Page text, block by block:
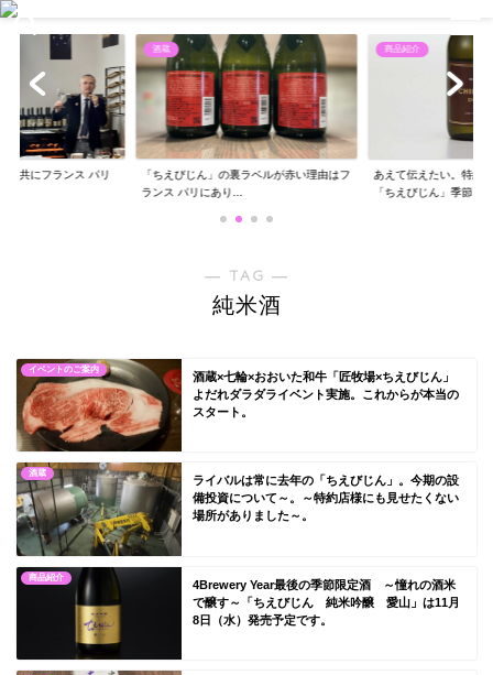
と共にフランス パリ
酒蔵
「ちえびじん」の裏ラベルが赤い理由はフ
ランス パリにあり...
商品紹介
あえて伝えたい。特約
「ちえびじん」季節...
― TAG ―
純米酒
イベントのご案内
酒蔵×七輪×おおいた和牛「匠牧場×ちえびじん」
よだれダラダライベント実施。これからが本当の
スタート。
酒蔵
ライバルは常に去年の「ちえびじん」。今期の設
備投資について～。～特約店様にも見せたくない
場所がありました～。
商品紹介
4Brewery Year最後の季節限定酒 ～憧れの酒米
で醸す～「ちえびじん 純米吟醸 愛山」は11月
8日（水）発売予定です。